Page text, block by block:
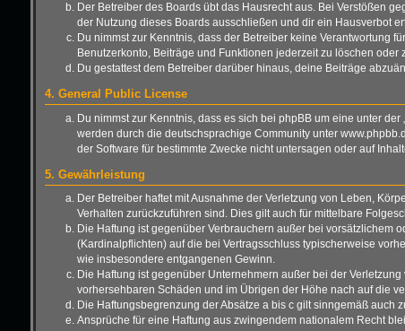
Der Betreiber des Boards übt das Hausrecht aus. Bei Verstößen
der Nutzung dieses Boards ausschließen und dir ein Hausverbot
Du nimmst zur Kenntnis, dass der Betreiber keine Verantwortung
Benutzerkonto, Beiträge und Funktionen jederzeit zu löschen oder
Du gestattest dem Betreiber darüber hinaus, deine Beiträge
4. General Public License
Du nimmst zur Kenntnis, dass es sich bei phpBB um eine unter der „
werden durch die deutschsprachige Community unter
der Software für bestimmte Zwecke nicht untersagen oder auf
5. Gewährleistung
Der Betreiber haftet mit Ausnahme der Verletzung von Leben,
Verhalten zurückzuführen sind. Dies gilt auch für mittelbare
Die Haftung ist gegenüber Verbrauchern außer bei vorsätzlichem
(Kardinalpflichten) auf die bei Vertragsschluss typischerweise
wie insbesondere entgangenen Gewinn.
Die Haftung ist gegenüber Unternehmern außer bei der
vorhersehbaren Schäden und im Übrigen der Höhe nach auf die
Die Haftungsbegrenzung der Absätze a bis c gilt sinngemäß
Ansprüche für eine Haftung aus zwingendem nationalem Recht